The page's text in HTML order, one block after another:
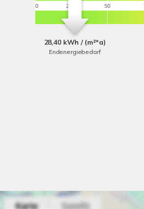
28,40 kWh / (m²*a)
Endenergiebedarf